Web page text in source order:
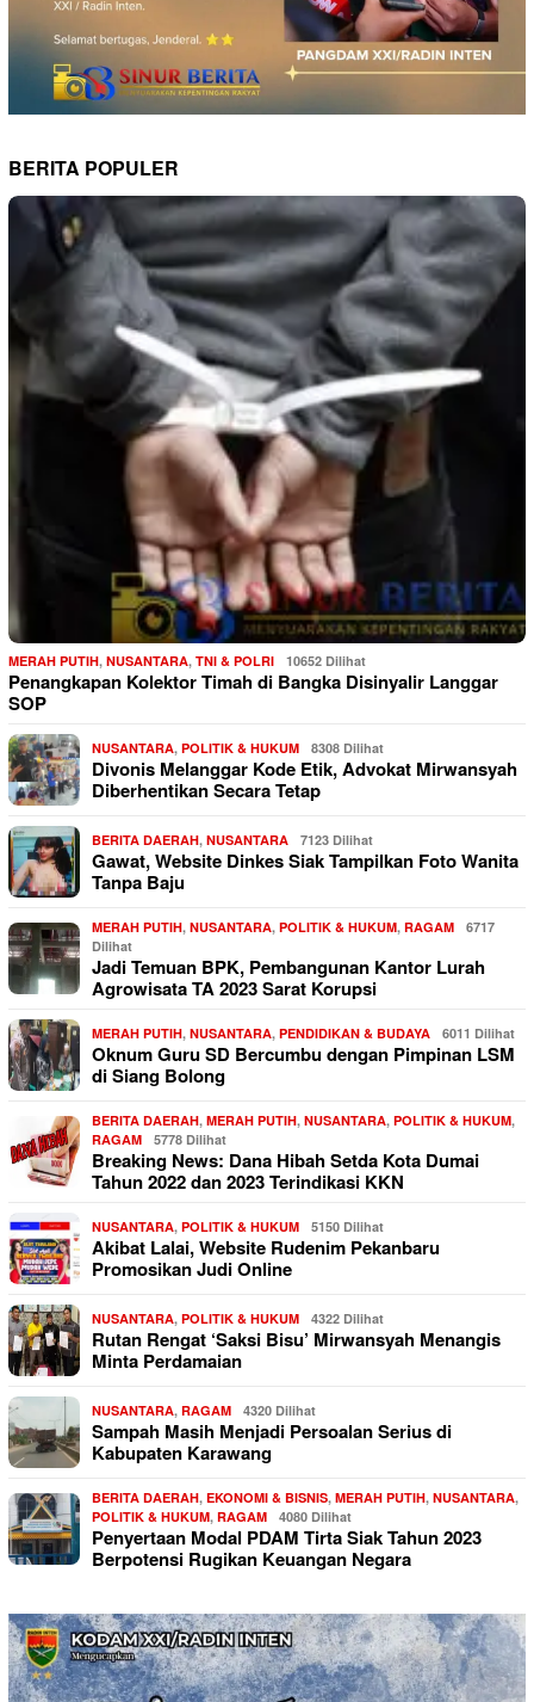
BERITA POPULER
MERAH PUTIH, NUSANTARA, TNI & POLRI 10652 Dilihat
Penangkapan Kolektor Timah di Bangka Disinyalir Langgar
SOP
NUSANTARA, POLITIK & HUKUM 8308 Dilihat
Divonis Melanggar Kode Etik, Advokat Mirwansyah
Diberhentikan Secara Tetap
BERITA DAERAH, NUSANTARA 7123 Dilihat
Gawat, Website Dinkes Siak Tampilkan Foto Wanita
Tanpa Baju
MERAH PUTIH, NUSANTARA, POLITIK & HUKUM, RAGAM
6717
Dilihat
Jadi Temuan BPK, Pembangunan Kantor Lurah
Agrowisata TA 2023 Sarat Korupsi
MERAH PUTIH, NUSANTARA, PENDIDIKAN & BUDAYA 6011 Dilihat
Oknum Guru SD Bercumbu dengan Pimpinan LSM
di Siang Bolong
BERITA DAERAH, MERAH PUTIH, NUSANTARA, POLITIK & HUKUM,
RAGAM
5778 Dilihat
Breaking News: Dana Hibah Setda Kota Dumai
Tahun 2022 dan 2023 Terindikasi KKN
NUSANTARA, POLITIK & HUKUM 5150 Dilihat
Akibat Lalai, Website Rudenim Pekanbaru
Promosikan Judi Online
NUSANTARA, POLITIK & HUKUM 4322 Dilihat
Rutan Rengat ‘Saksi Bisu’ Mirwansyah Menangis
Minta Perdamaian
NUSANTARA, RAGAM 4320 Dilihat
Sampah Masih Menjadi Persoalan Serius di
Kabupaten Karawang
BERITA DAERAH, EKONOMI & BISNIS, MERAH PUTIH, NUSANTARA,
POLITIK & HUKUM, RAGAM 4080 Dilihat
Penyertaan Modal PDAM Tirta Siak Tahun 2023
Berpotensi Rugikan Keuangan Negara